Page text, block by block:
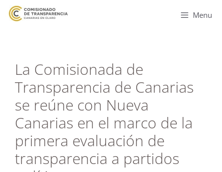
Menu
La Comisionada de
Transparencia de Canarias
se reúne con Nueva
Canarias en el marco de la
primera evaluación de
transparencia a partidos